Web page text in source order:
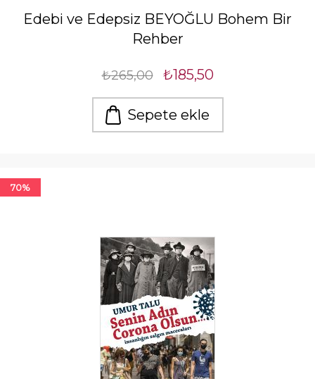
Edebi ve Edepsiz BEYOĞLU Bohem Bir
Rehber
₺265,00 ₺185,50
Sepete ekle
70%